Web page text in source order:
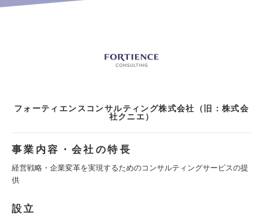
フォーティエンスコンサルティング株式会社（旧：株式会
社クニエ）
事業内容・会社の特長
経営戦略・企業変革を実現するためのコンサルティングサービスの提
供
設立